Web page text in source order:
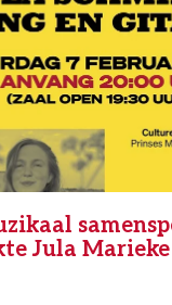
Jula Marieke